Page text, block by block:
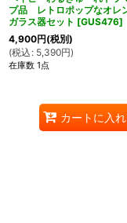
プ品 レトロポップなオレ
ガラス器セット [GUS476]
4,900円(税別)
(税込 : 5,390円)
在庫数 1点
カートに入